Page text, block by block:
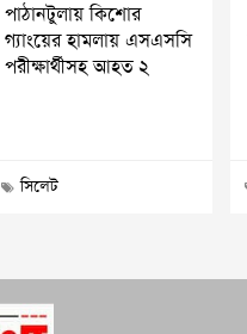
পাঠানটুলায় কিশোর
গ্যাংয়ের হামলায় এসএসসি
পরীক্ষার্থীসহ আহত ২
সিলেট